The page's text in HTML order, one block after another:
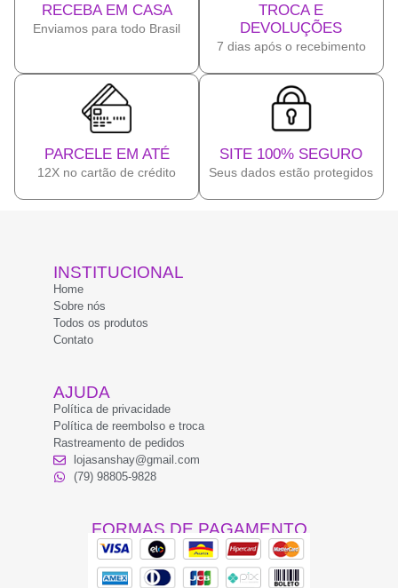
RECEBA EM CASA
Enviamos para todo Brasil
TROCA E
DEVOLUÇÕES
7 dias após o recebimento
PARCELE EM ATÉ
12X no cartão de crédito
SITE 100% SEGURO
Seus dados estão protegidos
INSTITUCIONAL
Home
Sobre nós
Todos os produtos
Contato
AJUDA
Política de privacidade
Política de reembolso e troca
Rastreamento de pedidos
lojasanshay@gmail.com
(79) 98805-9828
FORMAS DE PAGAMENTO